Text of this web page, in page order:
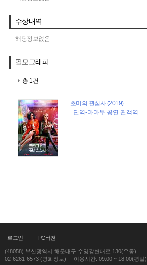
수상내역
해당정보없음
필모그래피
총 1건
초미의 관심사 (2019)
: 단역-마마무 공연 관객역
로그인 PC버전
(48058) 부산광역시 해운대구 수영강변대로 130(우동)
02-6261-6573 (영화정보)
이용시간: 09:00 ~ 18:00(평일)